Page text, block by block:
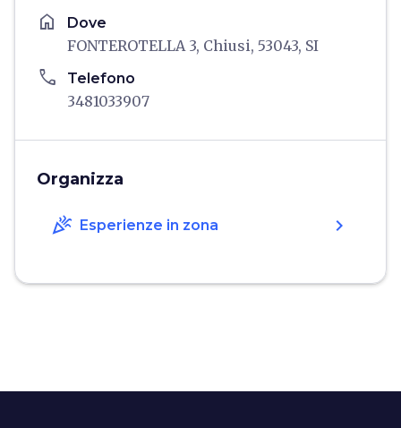
home Dove
FONTEROTELLA 3, Chiusi, 53043, SI
phone Telefono
3481033907
Organizza
celebration Esperienze in zona chevron_right